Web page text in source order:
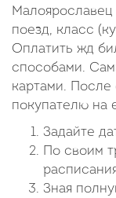
поезд, класс
Оплатить жд
способами.
картами. После
покупателю на
Задайте
По своим
Зная